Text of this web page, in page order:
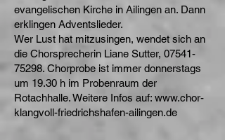
evangelischen Kirche in Ailingen an. Dann
erklingen Adventslieder.
Wer Lust hat mitzusingen, wendet sich an
die Chorsprecherin Liane Sutter, 07541-
75298. Chorprobe ist immer donnerstags
um 19.30 h im Probenraum der
Rotachhalle. Weitere Infos auf: www.chor-
klangvoll-friedrichshafen-ailingen.de